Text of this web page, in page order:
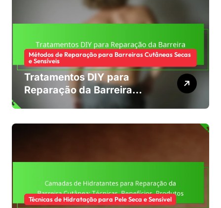
Métodos de Reparação para Barreiras Cutâneas Secas
e Sensíveis
Tratamentos DIY para
Reparação da Barreira
Cutânea: Receitas,
Técnicas de Hidratação para Pele Seca e Sensível